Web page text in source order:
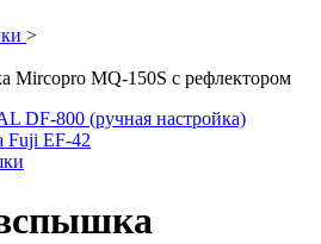
>
Mircopro MQ-150S с рефлектором
DF-800 (ручная настройка)
EF-42